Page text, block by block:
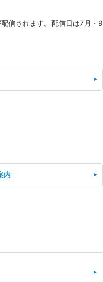
信されます。配信日は7月・9
内